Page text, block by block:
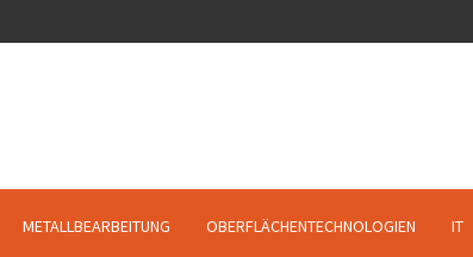
METALLBEARBEITUNG OBERFLÄCHENTECHNOLOGIEN IT